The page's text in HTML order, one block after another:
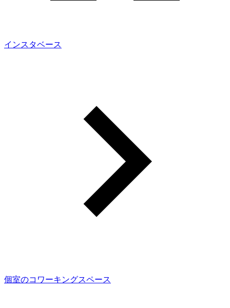
インスタベース
個室のコワーキングスペース